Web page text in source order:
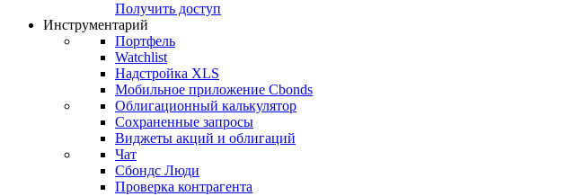
Получить доступ
Инструментарий
Портфель
Watchlist
Надстройка XLS
Мобильное приложение Cbonds
Облигационный калькулятор
Сохраненные запросы
Виджеты акций и облигаций
Чат
Сбондс Люди
Проверка контрагента